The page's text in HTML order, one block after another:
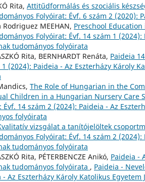
Rita, Attitűdformálás és szociális
Folyóirat: Évf. 6 szám 2 (2020):
Rodriguez MEEHAN, Preschool
Folyóirat: Évf. 14 szám 1
tudományos folyóirata
Rita, BERNHARDT Renáta, Paideia
(2024): Paideia - Az Eszterházy Károly
The Role of Hungarian in the
Children in a Hungarian Nursery Care
14 szám 2 (2024): Paideia - Az
folyóirata
vizsgálat a tanítójelöltek
Folyóirat: Évf. 14 szám 2
tudományos folyóirata
Rita, PÉTERBENCZE Anikó, Paideia -
tudományos folyóirata , Paideia -
- Az Eszterházy Károly Katolikus